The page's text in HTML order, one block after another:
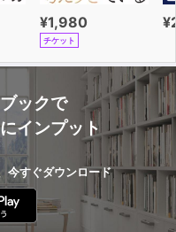
¥1,980
チケット
ックで
インプット
今すぐダウンロード